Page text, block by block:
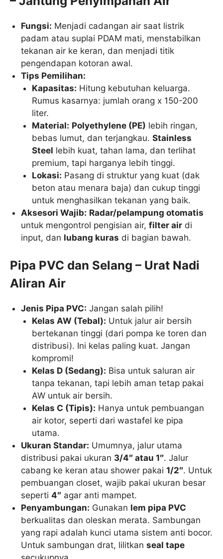
Fungsi: Menjadi cadangan air saat listrik
padam atau suplai PDAM mati, menstabilkan
tekanan air ke keran, dan menjadi titik
pengendapan kotoran awal.
Tips Pemilihan:
Kapasitas: Hitung kebutuhan keluarga.
Rumus kasarnya: jumlah orang x 150-200
liter.
Material: Polyethylene (PE) lebih ringan,
bebas lumut, dan terjangkau.Stainless
Steel lebih kuat, tahan lama, dan terlihat
premium, tapi harganya lebih tinggi.
Lokasi: Pasang di struktur yang kuat (dak
beton atau menara baja) dan cukup tinggi
untuk menghasilkan tekanan yang baik.
Aksesori Wajib: Radar/pelampung otomatis
untuk mengontrol pengisian air,filter air di
input, dan lubang kuras di bagian bawah.
Pipa PVC dan Selang – Urat Nadi
Aliran Air
Jenis Pipa PVC: Jangan salah pilih!
Kelas AW (Tebal): Untuk jalur air bersih
bertekanan tinggi (dari pompa ke toren dan
distribusi). Ini kelas paling kuat. Jangan
kompromi!
Kelas D (Sedang): Bisa untuk saluran air
tanpa tekanan, tapi lebih aman tetap pakai
AW untuk air bersih.
Kelas C (Tipis): Hanya untuk pembuangan
air kotor, seperti dari wastafel ke pipa
utama.
Ukuran Standar: Umumnya, jalur utama
distribusi pakai ukuran 3/4″ atau 1″. Jalur
cabang ke keran atau shower pakai1/2″. Untuk
pembuangan closet, wajib pakai ukuran besar
seperti4″ agar anti mampet.
Penyambungan: Gunakan lem pipa PVC
berkualitas dan oleskan merata. Sambungan
yang rapi adalah kunci utama sistem anti bocor.
Untuk sambungan drat, lilitkanseal tape